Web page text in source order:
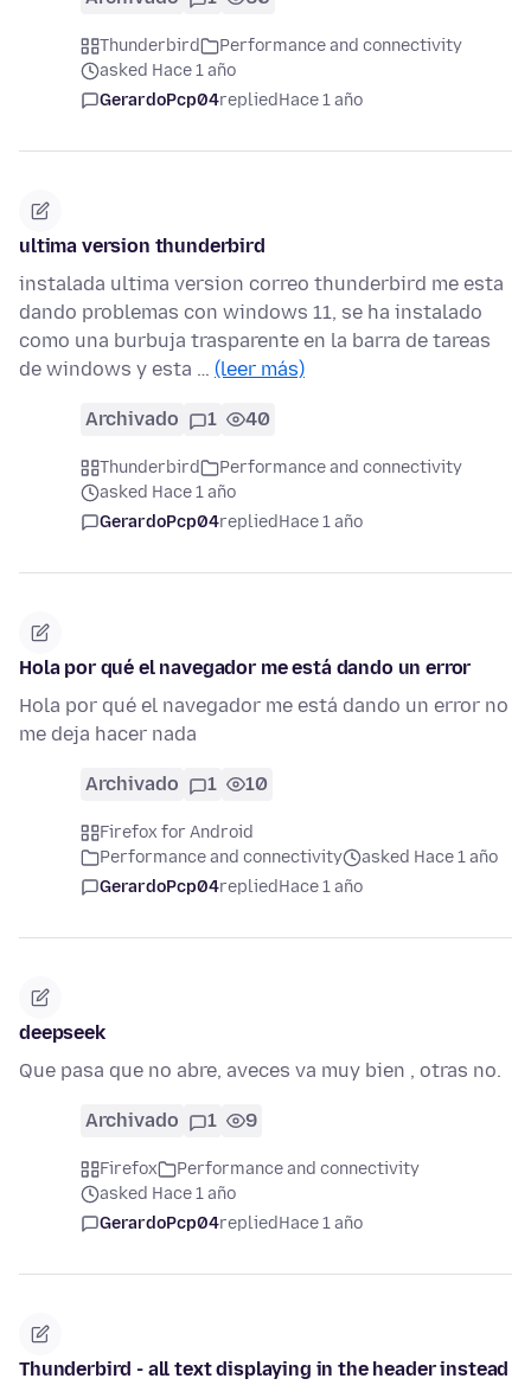
Thunderbird
Performance and connectivity
asked Hace 1 año
GerardoPcp04repliedHace 1 año
ultima version thunderbird
instalada ultima version correo thunderbird me esta
dando problemas con windows 11, se ha instalado
como una burbuja trasparente en la barra de tareas
de windows y esta … (leer más)
Archivado 1 40
Thunderbird
Performance and connectivity
asked Hace 1 año
GerardoPcp04repliedHace 1 año
Hola por qué el navegador me está dando un error
Hola por qué el navegador me está dando un error no
me deja hacer nada
Archivado 1 10
Firefox for Android
Performance and connectivity
asked Hace 1 año
GerardoPcp04repliedHace 1 año
deepseek
Que pasa que no abre, aveces va muy bien , otras no.
Archivado 1 9
Firefox
Performance and connectivity
asked Hace 1 año
GerardoPcp04repliedHace 1 año
Thunderbird - all text displaying in the header instead